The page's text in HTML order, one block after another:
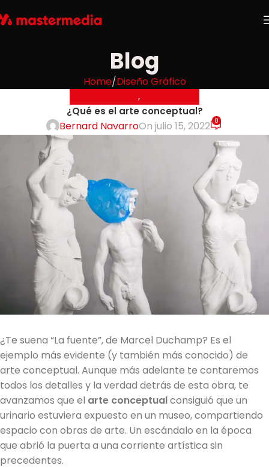
Blog
Home Diseño Gráfico
,
¿Qué es el arte conceptual?
Bernard NavarroOn julio 15, 2022 0
¿Te suena “La fuente”, de Marcel Duchamp? Es el
ejemplo más evidente (y también más conocido) de
arte conceptual. Aunque más adelante te contaremos
todos los detalles y la verdad detrás de esta obra, te
avanzamos que el arte conceptualconsiguió que un
urinario estuviera expuesto en un museo, compartiendo
espacio con obras de arte. Un escándalo en la época
que abrió la puerta a una corriente artística sin
precedentes.